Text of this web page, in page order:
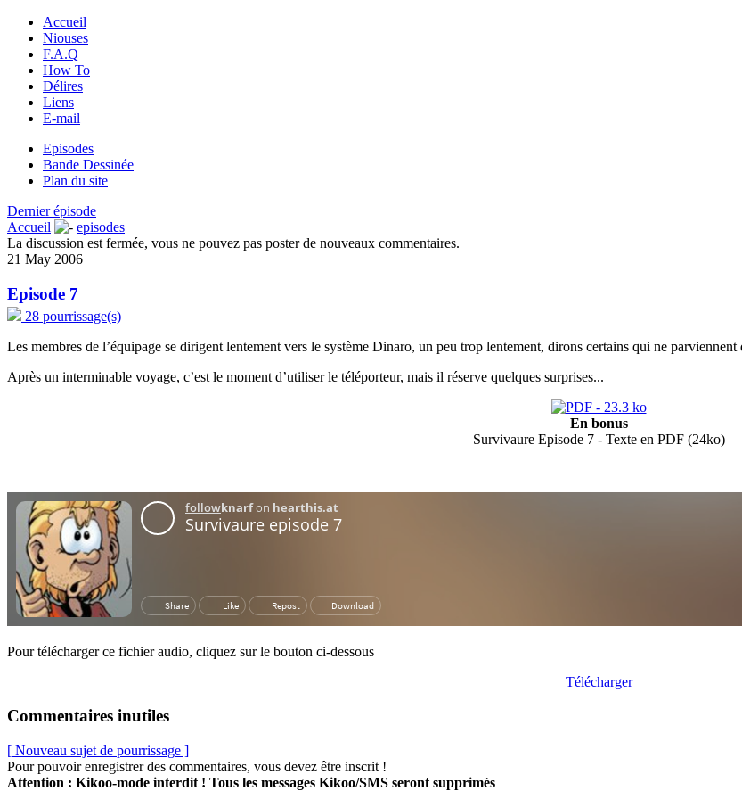
Accueil
Niouses
F.A.Q
How To
Délires
Liens
E-mail
Episodes
Bande Dessinée
Plan du site
Dernier épisode
Accueil
episodes
La discussion est fermée, vous ne pouvez pas poster de nouveaux commentaires.
21 May 2006
Episode 7
28 pourrissage(s)
Les membres de l’équipage se dirigent lentement vers le système Dinaro, un peu trop lentement, dirons certains qui ne parviennent
Après un interminable voyage, c’est le moment d’utiliser le téléporteur, mais il réserve quelques surprises...
En bonus
Survivaure Episode 7 - Texte en PDF (24ko)
Pour télécharger ce fichier audio, cliquez sur le bouton ci-dessous
Télécharger
Commentaires inutiles
[ Nouveau sujet de pourrissage ]
Pour pouvoir enregistrer des commentaires, vous devez être inscrit !
Attention : Kikoo-mode interdit ! Tous les messages Kikoo/SMS seront supprimés